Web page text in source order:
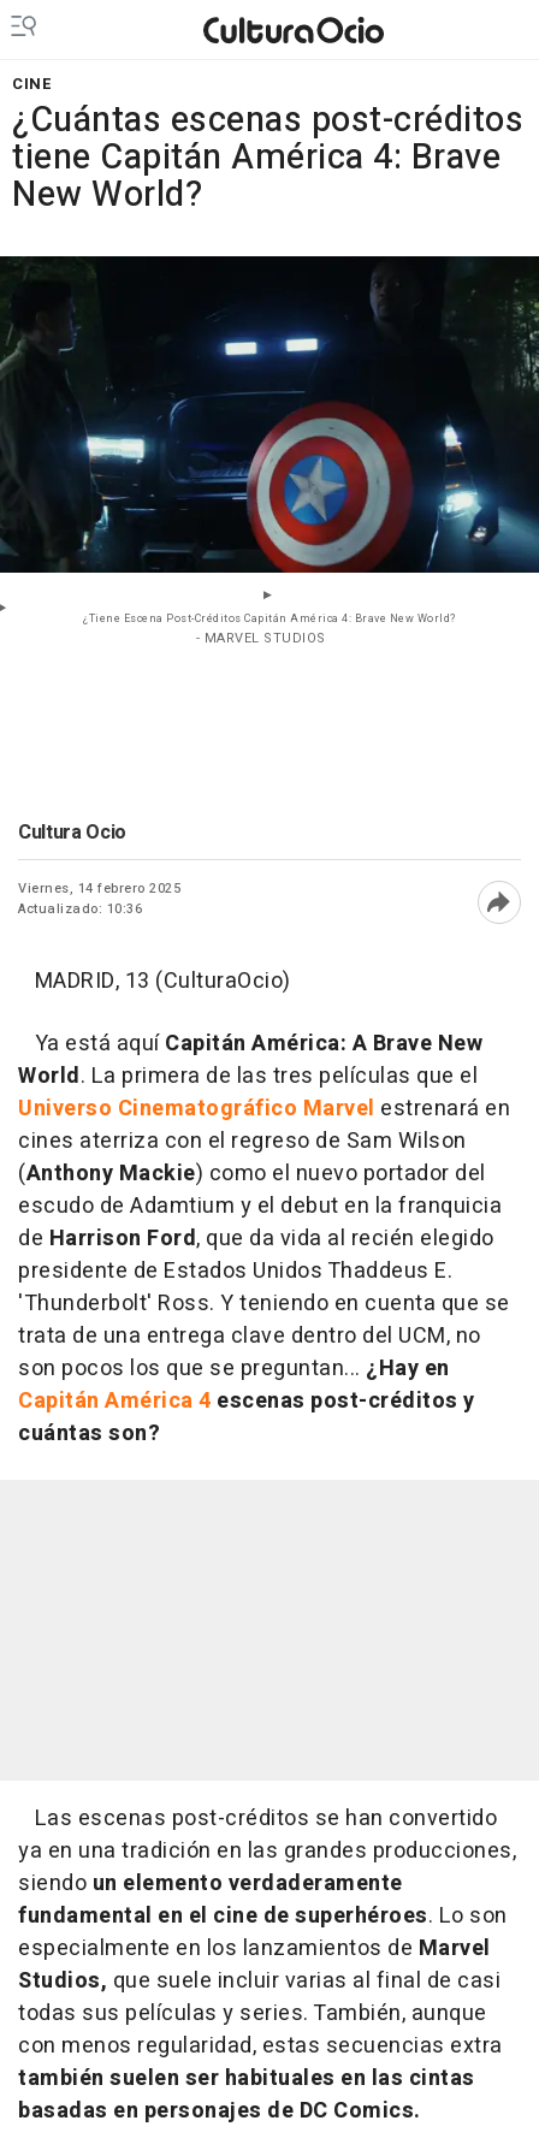
CINE
¿Cuántas escenas post-créditos
tiene Capitán América 4: Brave
New World?
¿Tiene Escena Post-Créditos Capitán América 4: Brave New World?
- MARVEL STUDIOS
Cultura Ocio
Viernes, 14 febrero 2025
Actualizado: 10:36
MADRID, 13 (CulturaOcio)
Ya está aquíCapitán América: A Brave New
World. La primera de las tres películas que el
Universo Cinematográfico Marvel estrenará en
cines aterriza con el regreso de Sam Wilson
(Anthony Mackie) como el nuevo portador del
escudo de Adamtium y el debut en la franquicia
de Harrison Ford, que da vida al recién elegido
presidente de Estados Unidos Thaddeus E.
'Thunderbolt' Ross. Y teniendo en cuenta que se
trata de una entrega clave dentro del UCM, no
son pocos los que se preguntan... ¿Hay en
Capitán América 4 escenas post-créditos y
cuántas son?
Las escenas post-créditos se han convertido
ya en una tradición en las grandes producciones,
siendo un elemento verdaderamente
fundamental en el cine de superhéroes. Lo son
especialmente en los lanzamientos de Marvel
Studios, que suele incluir varias al final de casi
todas sus películas y series. También, aunque
con menos regularidad, estas secuencias extra
también suelen ser habituales en las cintas
basadas en personajes de DC Comics.